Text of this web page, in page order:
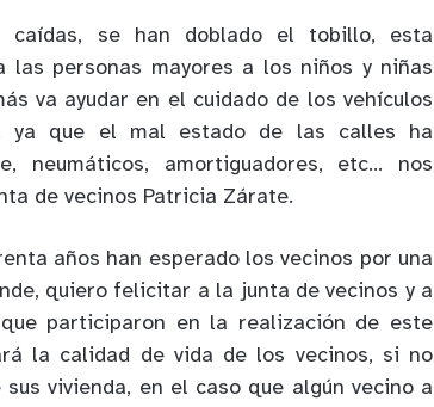
caídas, se han doblado el tobillo, esta
las personas mayores a los niños y niñas
va ayudar en el cuidado de los vehículos
ya que el mal estado de las calles ha
neumáticos, amortiguadores, etc… nos
de vecinos Patricia Zárate.
años han esperado los vecinos por una
quiero felicitar a la junta de vecinos y a
participaron en la realización de este
la calidad de vida de los vecinos, si no
vivienda, en el caso que algún vecino a